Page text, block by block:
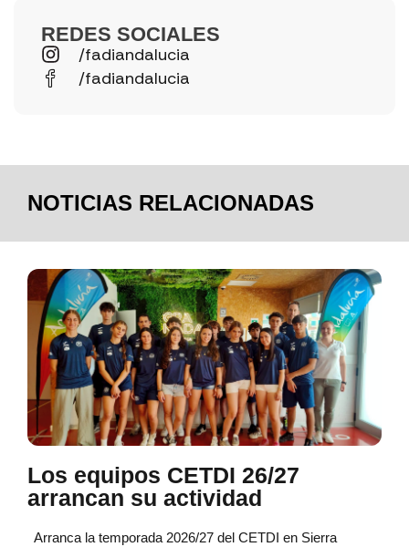
REDES SOCIALES
/fadiandalucia
/fadiandalucia
NOTICIAS RELACIONADAS
Los equipos CETDI 26/27
arrancan su actividad
Arranca la temporada 2026/27 del CETDI en Sierra